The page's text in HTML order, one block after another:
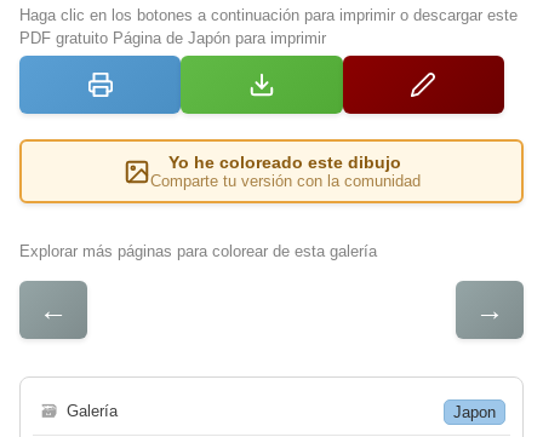
Haga clic en los botones a continuación para imprimir o descargar este
PDF gratuito Página de Japón para imprimir
Yo he coloreado este dibujo
Comparte tu versión con la comunidad
Explorar más páginas para colorear de esta galería
← →
🗃 Galería Japon